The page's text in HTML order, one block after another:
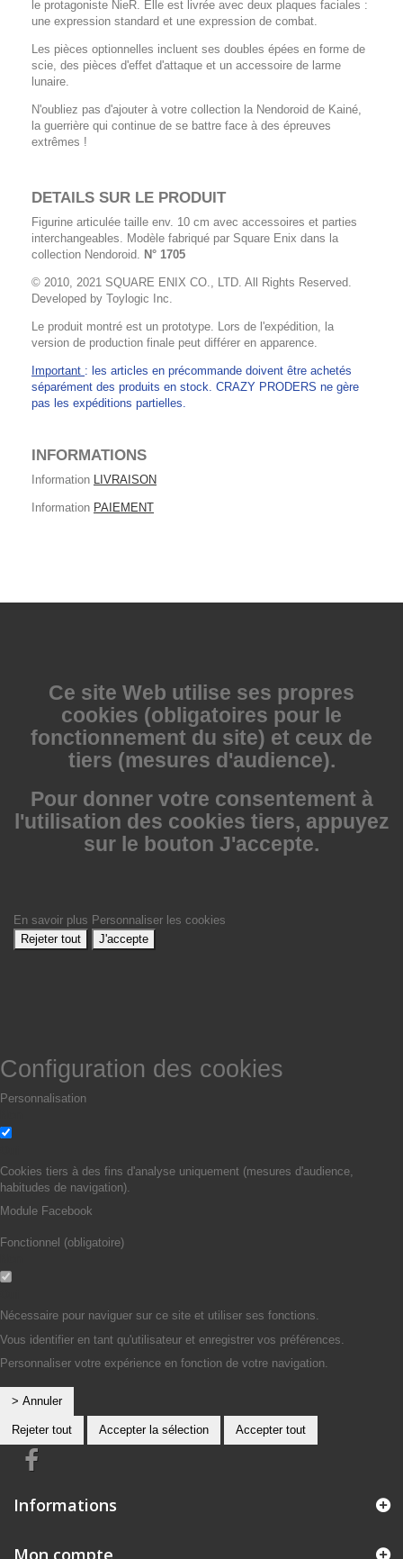
le protagoniste NieR. Elle est livrée avec deux plaques faciales :
une expression standard et une expression de combat.
Les pièces optionnelles incluent ses doubles épées en forme de
scie, des pièces d'effet d'attaque et un accessoire de larme
lunaire.
N'oubliez pas d'ajouter à votre collection la Nendoroid de Kainé,
la guerrière qui continue de se battre face à des épreuves
extrêmes !
DETAILS SUR LE PRODUIT
Figurine articulée taille env. 10 cm avec accessoires et parties
interchangeables. Modèle fabriqué par Square Enix dans la
collection Nendoroid.
N° 1705
© 2010, 2021 SQUARE ENIX CO., LTD. All Rights Reserved.
Developed by Toylogic Inc.
Le produit montré est un prototype. Lors de l'expédition, la
version de production finale peut différer en apparence.
Important : les articles en précommande doivent être achetés
séparément des produits en stock. CRAZY PRODERS ne gère
pas les expéditions partielles.
INFORMATIONS
Information LIVRAISON
Information PAIEMENT
Ce site Web utilise ses propres
cookies (obligatoires pour le
fonctionnement du site) et ceux de
tiers (mesures d'audience).
Pour donner votre consentement à
l'utilisation des cookies tiers, appuyez
sur le bouton J'accepte.
En savoir plus Personnaliser les cookies
Rejeter tout
J'accepte
Configuration des cookies
Personnalisation
Cookies tiers à des fins d'analyse uniquement (mesures d'audience,
habitudes de navigation).
Module Facebook
Fonctionnel (obligatoire)
Nécessaire pour naviguer sur ce site et utiliser ses fonctions.
Vous identifier en tant qu'utilisateur et enregistrer vos préférences.
Personnaliser votre expérience en fonction de votre navigation.
> Annuler
Rejeter tout Accepter la sélection Accepter tout
Informations
Mon compte